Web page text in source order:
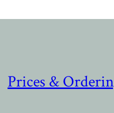
Prices &